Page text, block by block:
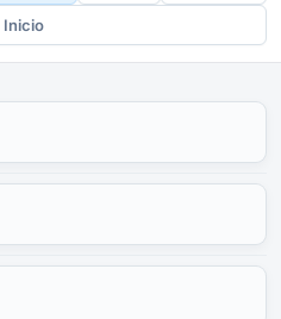
Inicio